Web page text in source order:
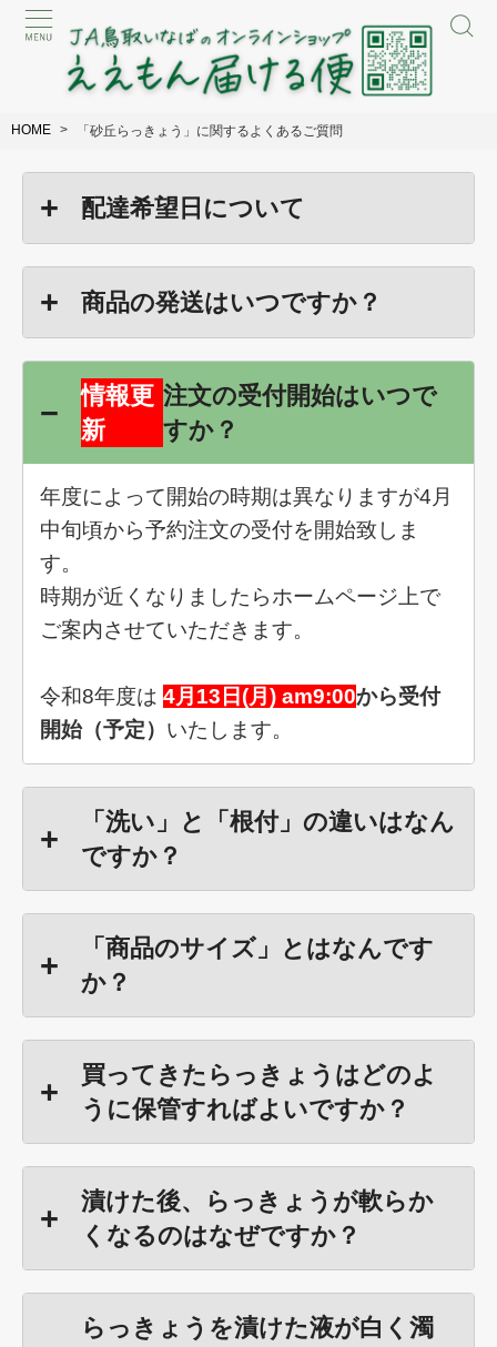
HOME 「砂丘らっきょう」に関するよくあるご質問
配達希望日について
商品の発送はいつですか？
情報更
新
注文の受付開始はいつで
すか？
年度によって開始の時期は異なりますが4月
中旬頃から予約注文の受付を開始致しま
す。
時期が近くなりましたらホームページ上で
ご案内させていただきます。
令和8年度は 4月13日(月) am9:00から受付
開始（予定） いたします。
「洗い」と「根付」の違いはなん
ですか？
「商品のサイズ」とはなんです
か？
買ってきたらっきょうはどのよ
うに保管すればよいですか？
漬けた後、らっきょうが軟らか
くなるのはなぜですか？
らっきょうを漬けた液が白く濁